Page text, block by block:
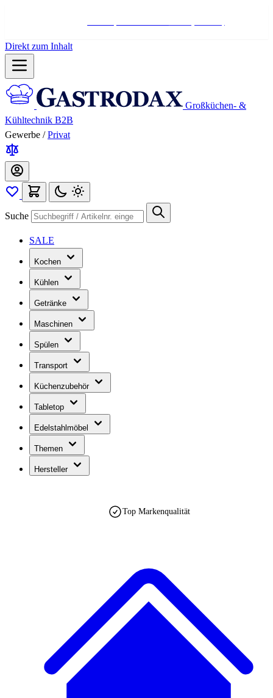
Direkt zum Inhalt
Großküchen- &
Kühltechnik B2B
Gewerbe / Privat
Suche
SALE
Kochen
Kühlen
Getränke
Maschinen
Spülen
Transport
Küchenzubehör
Tabletop
Edelstahlmöbel
Themen
Hersteller
Top Markenqualität